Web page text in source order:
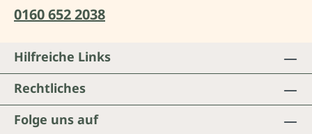
0160 652 2038
Folge uns auf
Hilfreiche Links
Rechtliches